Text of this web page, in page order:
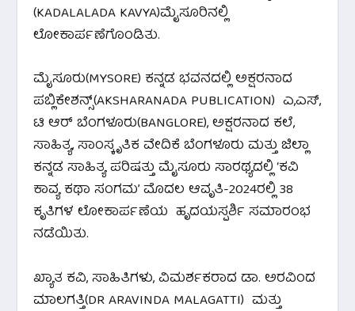
(KADALALADA KAVYA)ಮೈಸೂರಿನಲ್ಲಿ
ಲೋಕಾರ್ಪಣೆಗೊಂಡಿತು.
ಮೈಸೂರು(MYSORE) ಕನ್ನಡ ಭವನದಲ್ಲಿ ಅಕ್ಷರನಾದ
ಪಬ್ಲಿಕೇಶನ್ಸ್(AKSHARANADA PUBLICATION) ಎ,ಎಸ್,
ಟಿ ಆರ್ ಬೆಂಗಳೂರು(BANGLORE), ಅಕ್ಷರನಾದ ಕಲೆ,
ಸಾಹಿತ್ಯ, ಸಾಂಸ್ಕೃತಿಕ ವೇದಿಕೆ ಬೆಂಗಳೂರು ಮತ್ತು ಜಿಲ್ಲಾ
ಕನ್ನಡ ಸಾಹಿತ್ಯ ಪರಿಷತ್ತು ಮೈಸೂರು ಸಾರಥ್ಯದಲ್ಲಿ ‘ಕವಿ
ಕಾವ್ಯ ಕಥಾ ಸಂಗಮ’ ಮೊದಲ ಆವೃತಿ-2024ರಲ್ಲಿ 38
ಕೃತಿಗಳ ಲೋಕಾರ್ಪಣೆಯ ಹೃದಯಸ್ಪರ್ಶಿ ಸಮಾರಂಭ
ನಡೆಯಿತು.
ಖ್ಯಾತ ಕವಿ, ಸಾಹಿತಿಗಳು, ವಿಮರ್ಶಕರಾದ ಡಾ. ಅರವಿಂದ
ಮಾಲಗತ್ತಿ(DR ARAVINDA MALAGATTI) ಮತ್ತು